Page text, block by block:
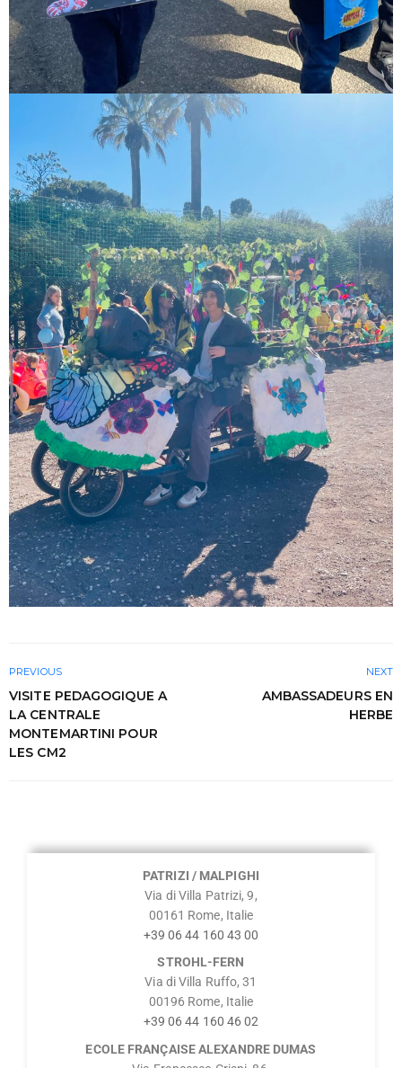
PREVIOUS
VISITE PEDAGOGIQUE A
LA CENTRALE
MONTEMARTINI POUR
LES CM2
NEXT
AMBASSADEURS EN
HERBE
PATRIZI / MALPIGHI
Via di Villa Patrizi, 9,
00161 Rome, Italie
+39 06 44 160 43 00
STROHL-FERN
Via di Villa Ruffo, 31
00196 Rome, Italie
+39 06 44 160 46 02
ECOLE FRANÇAISE ALEXANDRE DUMAS